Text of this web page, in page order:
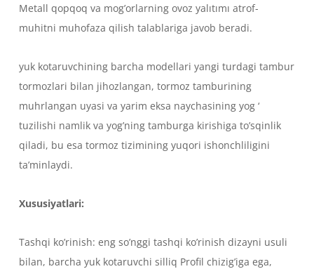
Metall qopqoq va mog’orlarning ovoz yalıtımı atrof-
muhitni muhofaza qilish talablariga javob beradi.
yuk kotaruvchining barcha modellari yangi turdagi tambur
tormozlari bilan jihozlangan, tormoz tamburining
muhrlangan uyasi va yarim eksa naychasining yog ‘
tuzilishi namlik va yog’ning tamburga kirishiga to’sqinlik
qiladi, bu esa tormoz tizimining yuqori ishonchliligini
ta’minlaydi.
Xususiyatlari:
Tashqi ko’rinish: eng so’nggi tashqi ko’rinish dizayni usuli
bilan, barcha yuk kotaruvchi silliq Profil chizig’iga ega,